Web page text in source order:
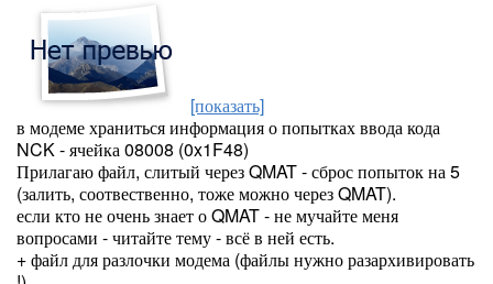
[показать]
в модеме храниться информация о попытках ввода кода
NCK - ячейка 08008 (0x1F48)
Прилагаю файл, слитый через QMAT - сброс попыток на 5
(залить, соотвественно, тоже можно через QMAT).
если кто не очень знает о QMAT - не мучайте меня
вопросами - читайте тему - всё в ней есть.
+ файл для разлочки модема (файлы нужно разархивировать